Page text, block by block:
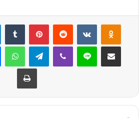
LinkedInTumblr PinterestReddit VKontakte
MessengerWhatsAppTelegramViber Line E-Posta ile
Yazdır